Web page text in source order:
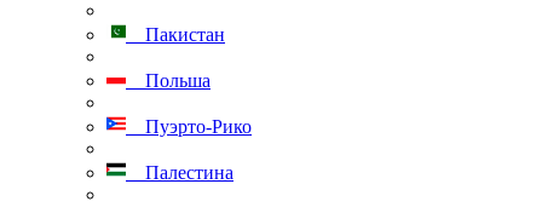
Пакистан
Польша
Пуэрто-Рико
Палестина